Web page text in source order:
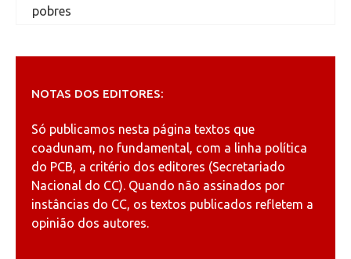
pobres
NOTAS DOS EDITORES:
Só publicamos nesta página textos que
coadunam, no fundamental, com a linha política
do PCB, a critério dos editores (Secretariado
Nacional do CC). Quando não assinados por
instâncias do CC, os textos publicados refletem a
opinião dos autores.